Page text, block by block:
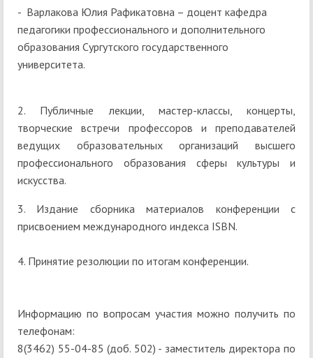
- Варлакова Юлия Рафикатовна – доцент кафедра
педагогики профессионального и дополнительного
образования Сургутского государственного
университета.
2. Публичные лекции, мастер-классы, концерты,
творческие встречи профессоров и преподавателей
ведущих образовательных организаций высшего
профессионального образования сферы культуры и
искусства.
3. Издание сборника материалов конференции с
присвоением международного индекса ISBN.
4. Принятие резолюции по итогам конференции.
Информацию по вопросам участия можно получить по
телефонам:
8(3462) 55-04-85 (доб. 502) - заместитель директора по